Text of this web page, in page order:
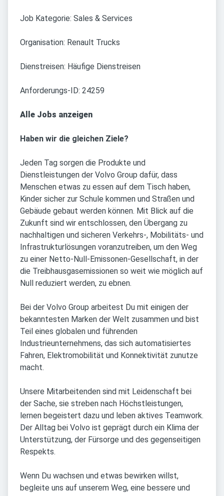
Job Kategorie: Sales & Services
Organisation: Renault Trucks
Dienstreisen: Häufige Dienstreisen
Anforderungs-ID: 24259
Alle Jobs anzeigen
Haben wir die gleichen Ziele?
Jeden Tag sorgen die Produkte und
Dienstleistungen der Volvo Group dafür, dass
Menschen etwas zu essen auf dem Tisch haben,
Kinder sicher zur Schule kommen und Straßen und
Gebäude gebaut werden können. Mit Blick auf die
Zukunft sind wir entschlossen, den Übergang zu
nachhaltigen und sicheren Verkehrs-, Mobilitäts- und
Infrastrukturlösungen voranzutreiben, um den Weg
zu einer Netto-Null-Emissonen-Gesellschaft, in der
die Treibhausgasemissionen so weit wie möglich auf
Null reduziert werden, zu ebnen.
Bei der Volvo Group arbeitest Du mit einigen der
bekanntesten Marken der Welt zusammen und bist
Teil eines globalen und führenden
Industrieunternehmens, das sich automatisiertes
Fahren, Elektromobilität und Konnektivität zunutze
macht.
Unsere Mitarbeitenden sind mit Leidenschaft bei
der Sache, sie streben nach Höchstleistungen,
lernen begeistert dazu und leben aktives Teamwork.
Der Alltag bei Volvo ist geprägt durch ein Klima der
Unterstützung, der Fürsorge und des gegenseitigen
Respekts.
Wenn Du wachsen und etwas bewirken willst,
begleite uns auf unserem Weg, eine bessere und